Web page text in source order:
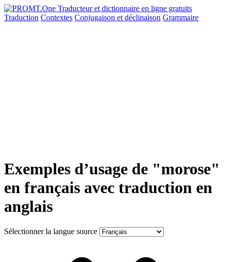
Traduction Contextes Conjugaison et déclinaison Grammaire
Exemples d’usage de "morose"
en français avec traduction en
anglais
Sélectionner la langue source